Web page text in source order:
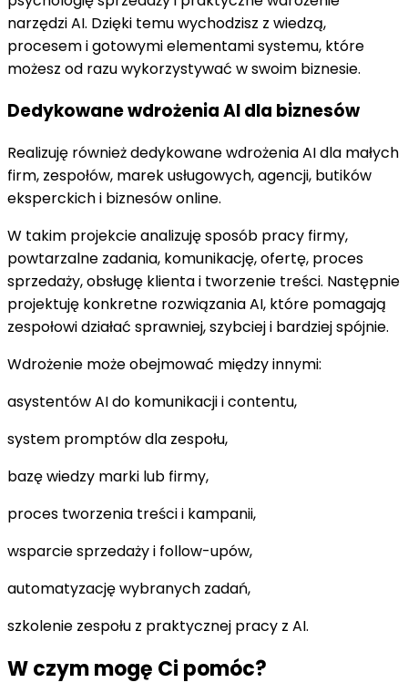
narzędzi AI. Dzięki temu wychodzisz z wiedzą,
procesem i gotowymi elementami systemu, które
możesz od razu wykorzystywać w swoim biznesie.
Dedykowane wdrożenia AI dla biznesów
Realizuję również dedykowane wdrożenia AI dla małych
firm, zespołów, marek usługowych, agencji, butików
eksperckich i biznesów online.
W takim projekcie analizuję sposób pracy firmy,
powtarzalne zadania, komunikację, ofertę, proces
sprzedaży, obsługę klienta i tworzenie treści. Następnie
projektuję konkretne rozwiązania AI, które pomagają
zespołowi działać sprawniej, szybciej i bardziej spójnie.
Wdrożenie może obejmować między innymi:
asystentów AI do komunikacji i contentu,
system promptów dla zespołu,
bazę wiedzy marki lub firmy,
proces tworzenia treści i kampanii,
wsparcie sprzedaży i follow-upów,
automatyzację wybranych zadań,
szkolenie zespołu z praktycznej pracy z AI.
W czym mogę Ci pomóc?